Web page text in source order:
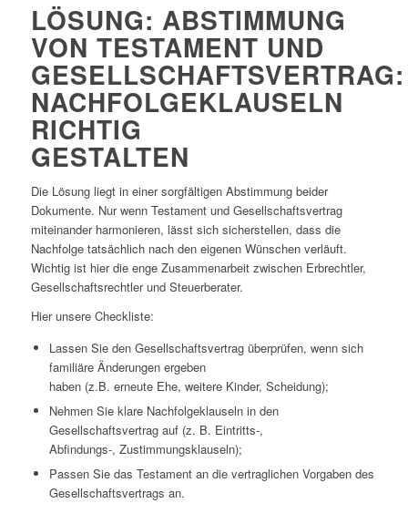
LÖSUNG: ABSTIMMUNG
VON TESTAMENT UND
GESELLSCHAFTSVERTRAG:
NACHFOLGEKLAUSELN
RICHTIG
GESTALTEN
Die Lösung liegt in einer sorgfältigen Abstimmung beider
Dokumente. Nur wenn Testament und Gesellschaftsvertrag
miteinander harmonieren, lässt sich sicherstellen, dass die
Nachfolge tatsächlich nach den eigenen Wünschen verläuft.
Wichtig ist hier die enge Zusammenarbeit zwischen Erbrechtler,
Gesellschaftsrechtler und Steuerberater.
Hier unsere Checkliste:
Lassen Sie den Gesellschaftsvertrag überprüfen, wenn sich
familiäre Änderungen ergeben
haben (z.B. erneute Ehe, weitere Kinder, Scheidung);
Nehmen Sie klare Nachfolgeklauseln in den
Gesellschaftsvertrag auf (z. B. Eintritts-,
Abfindungs-, Zustimmungsklauseln);
Passen Sie das Testament an die vertraglichen Vorgaben des
Gesellschaftsvertrags an.